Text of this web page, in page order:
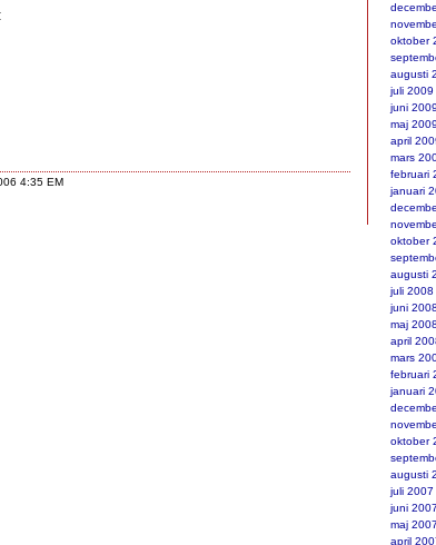
4:35 EM
oktober
augusti
juli 2009
juni
maj
april
mars
februari
januari
oktober
augusti
juli 2008
juni
maj
april
mars
februari
januari
oktober
augusti
juli 2007
juni
maj
april